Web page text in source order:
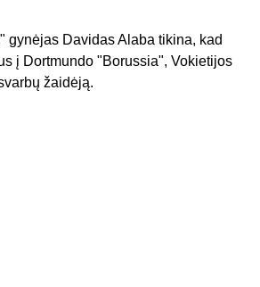
gynėjas Davidas Alaba tikina, kad
į Dortmundo "Borussia", Vokietijos
žaidėją.